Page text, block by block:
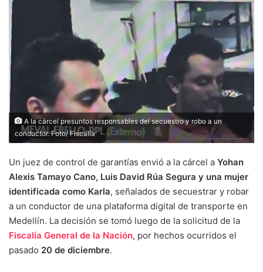
A la cárcel presuntos responsables del secuestro y robo a un
conductor. Foto/ Fiscalía
Un juez de control de garantías envió a la cárcel a Yohan
Alexis Tamayo Cano, Luis David Rúa Segura y una mujer
identificada como Karla, señalados de secuestrar y robar
a un conductor de una plataforma digital de transporte en
Medellín. La decisión se tomó luego de la solicitud de la
Fiscalía General de la Nación, por hechos ocurridos el
pasado 20 de diciembre.